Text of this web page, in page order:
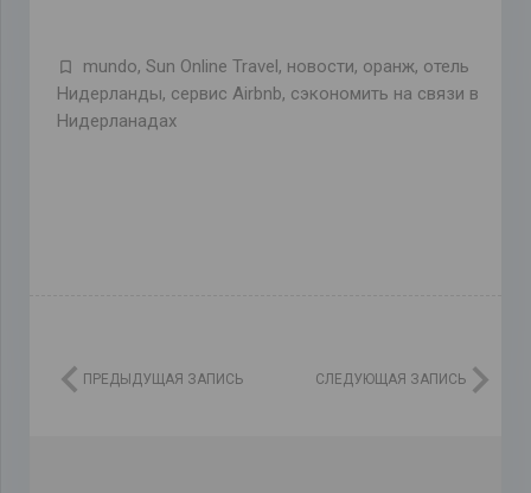
mundo, Sun Online Travel, новости, оранж, отель
Нидерланды, сервис Airbnb, сэкономить на связи в
Нидерланадах
ПРЕДЫДУЩАЯ ЗАПИСЬ СЛЕДУЮЩАЯ ЗАПИСЬ